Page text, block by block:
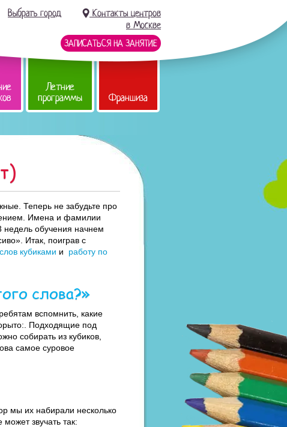
Выбрать город
Контакты центров
в Москве
ЗАПИСАТЬСЯ НА ЗАНЯТИЕ
Летние
программы Франшиза
Теперь не забудьте про
Имена и фамилии
недель обучения начнем
Итак, поиграв с
кубиками и работу по
слова?»
вспомнить, какие
Подходящие под
собирать из кубиков,
самое суровое
мы их набирали несколько
звучать так: